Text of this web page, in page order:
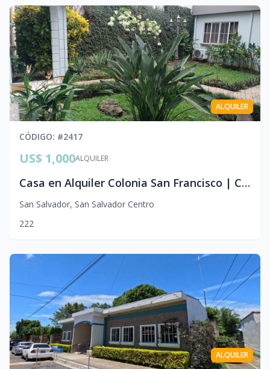
ALQUILER
CÓDIGO: #2417
ALQUILER
US$ 1,000
Casa en Alquiler Colonia San Francisco | Complejo Privado | 2 Hab, Estudio y Seguridad
San Salvador, San Salvador Centro
222
ALQUILER